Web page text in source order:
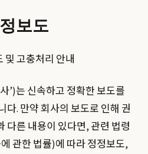
보도
및 고충처리 안내
’)는 신속하고 정확한 보도를
다. 만약 회사의 보도로 인해 권
다른 내용이 있다면, 관련 법령
관한 법률)에 따라 정정보도,